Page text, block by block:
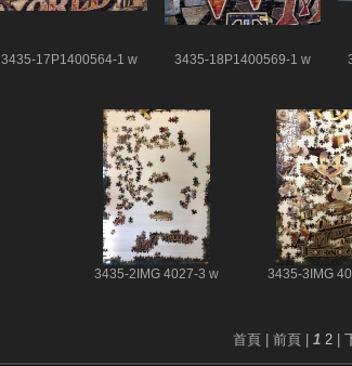
3435-17P1400564-1 w 3435-18P1400569-1 w
3435-2IMG 4027-3 w 3435-3IMG
首頁 | 前頁 | 1 2